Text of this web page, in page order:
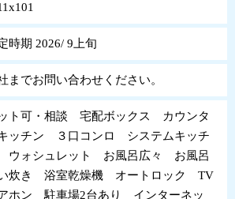
時期 2026/ 9上旬
までお問い合わせください。
ト可・相談 宅配ボックス カウンタ
ッチン ３口コンロ システムキッチ
ウォシュレット お風呂広々 お風呂
炊き 浴室乾燥機 オートロック TV
ホン 駐車場2台あり インターネッ